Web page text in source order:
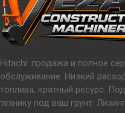
Hitachi: продажа и полное
обслуживание. Низкий
топлива, кратный ресурс.
технику под ваш грунт.